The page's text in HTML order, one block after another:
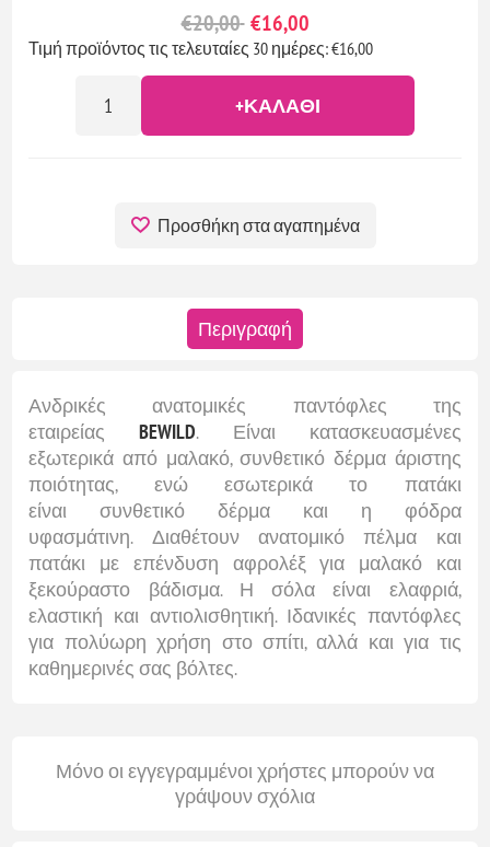
€20,00 €16,00
Τιμή προϊόντος τις τελευταίες 30 ημέρες: €16,00
+ΚΑΛΆΘΙ
Προσθήκη στα αγαπημένα
Περιγραφή
Ανδρικές ανατομικές παντόφλες της
εταιρείας BEWILD. Είναι κατασκευασμένες
εξωτερικά από μαλακό, συνθετικό δέρμα άριστης
ποιότητας, ενώ εσωτερικά το πατάκι
είναι συνθετικό δέρμα και η φόδρα
υφασμάτινη. Διαθέτουν ανατομικό πέλμα και
πατάκι με επένδυση αφρολέξ για μαλακό και
ξεκούραστο βάδισμα. Η σόλα είναι ελαφριά,
ελαστική και αντιολισθητική. Ιδανικές παντόφλες
για πολύωρη χρήση στο σπίτι, αλλά και για τις
καθημερινές σας βόλτες.
Μόνο οι εγγεγραμμένοι χρήστες μπορούν να
γράψουν σχόλια